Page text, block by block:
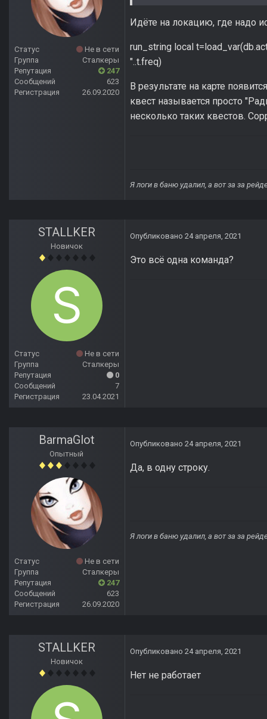
Статус
Не в сети
Группа
Сталкеры
Репутация
247
Сообщений
623
Регистрация
26.09.2020
Идёте на локацию, где надо
run_string local
"..t.freq)
В результате на карте
квест называется просто
несколько таких квестов.
Я логи в баню удалил, а вот за за
STALLKER
Новичок
Статус
Не в сети
Группа
Сталкеры
Репутация
0
Сообщений
7
Регистрация
23.04.2021
Опубликовано 24 апреля, 2021
Это всё одна команда?
BarmaGlot
Опытный
Статус
Не в сети
Группа
Сталкеры
Репутация
247
Сообщений
623
Регистрация
26.09.2020
Опубликовано 24 апреля, 2021
Да, в одну строку.
Я логи в баню удалил, а вот за за
STALLKER
Новичок
Опубликовано 24 апреля, 2021
Нет не работает